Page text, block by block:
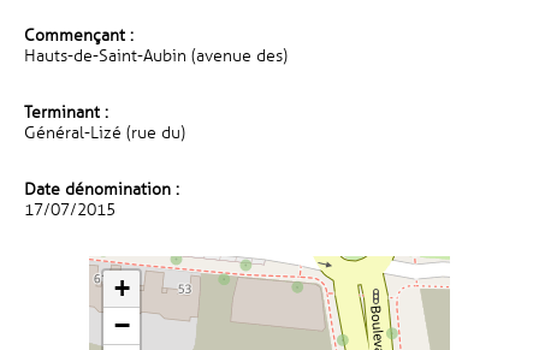
Commençant :
Hauts-de-Saint-Aubin (avenue des)
Terminant :
Général-Lizé (rue du)
Date dénomination :
17/07/2015
+
−